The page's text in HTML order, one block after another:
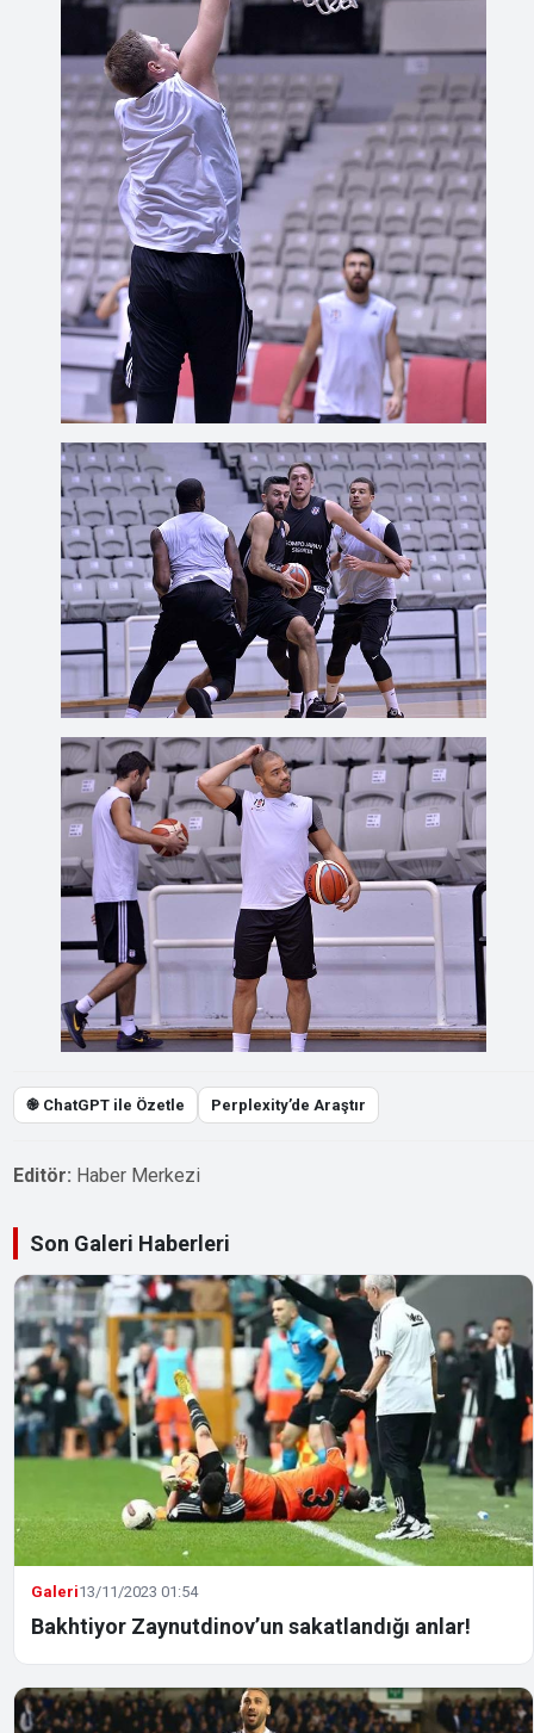
֎ ChatGPT ile Özetle Perplexity’de Araştır
Editör: Haber Merkezi
Son Galeri Haberleri
Galeri13/11/2023 01:54
Bakhtiyor Zaynutdinov’un sakatlandığı anlar!